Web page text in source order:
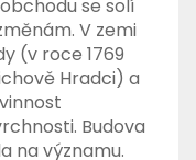
se solí
V zemi
(v roce 1769
Hradci) a
Budova
na významu.